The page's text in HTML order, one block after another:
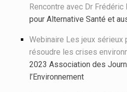
Rencontre avec Dr Frédéric
pour Alternative Santé et
Webinaire Les jeux sérieux
résoudre les crises
2023 Association des
l’Environnement